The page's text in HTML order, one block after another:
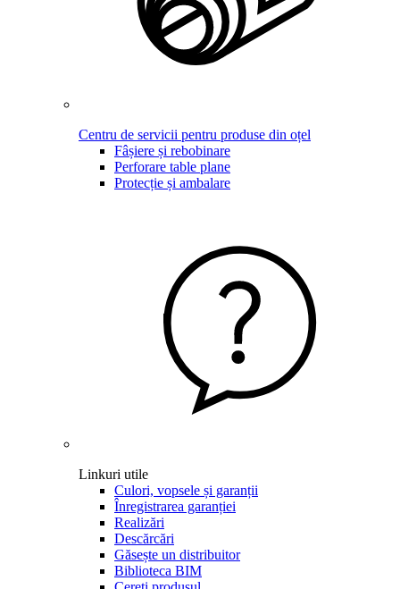
Centru de servicii pentru produse din oțel
Fâșiere și rebobinare
Perforare table plane
Protecție și ambalare
Linkuri utile
Culori, vopsele și garanții
Înregistrarea garanției
Realizări
Descărcări
Găsește un distribuitor
Biblioteca BIM